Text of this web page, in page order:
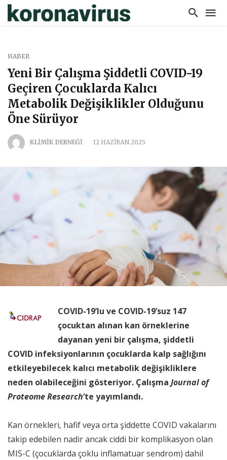
HABER
Yeni Bir Çalışma Şiddetli COVID-19
Geçiren Çocuklarda Kalıcı
Metabolik Değişiklikler Olduğunu
Öne Sürüyor
KLİMİK DERNEĞİ 12 HAZIRAN 2025
COVID-19’lu ve COVID-19’suz 147
çocuktan alınan kan örneklerine
dayanan yeni bir çalışma, şiddetli
COVID infeksiyonlarının çocuklarda kalp sağlığını
etkileyebilecek kalıcı metabolik değişikliklere
neden olabileceğini gösteriyor. Çalışma Journal of
Proteome Research‘te yayımlandı.
Kan örnekleri, hafif veya orta şiddette COVID vakalarını
takip edebilen nadir ancak ciddi bir komplikasyon olan
MIS-C (çocuklarda çoklu inflamatuar sendrom) dahil